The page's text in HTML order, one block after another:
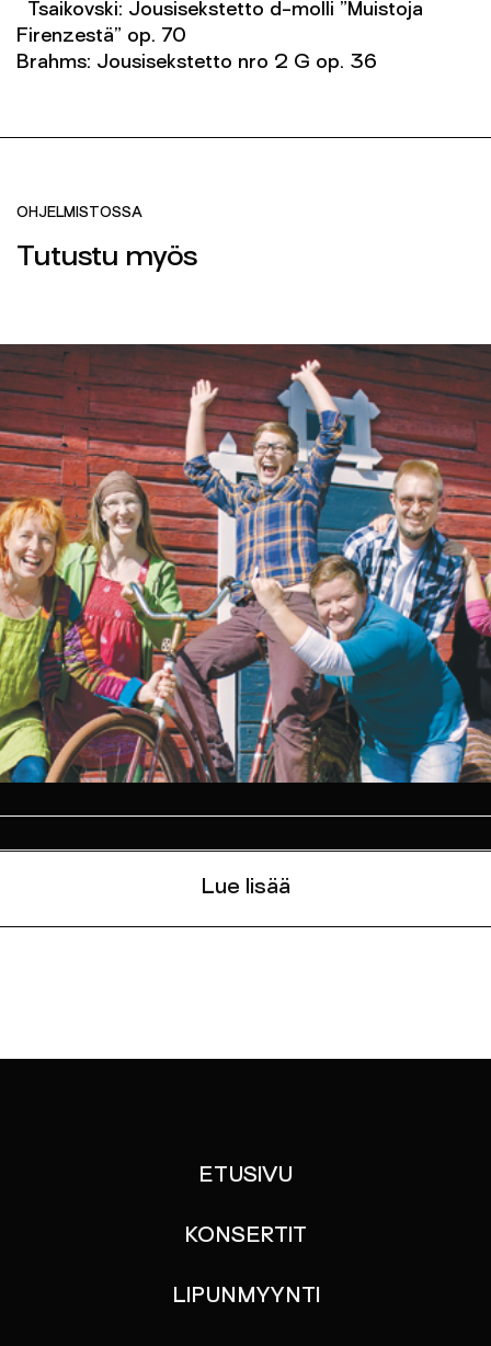
Tsaikovski: Jousisekstetto d-molli ”Muistoja
Firenzestä” op. 70
Brahms: Jousisekstetto nro 2 G op. 36
OHJELMISTOSSA
Tutustu myös
Lue lisää
ETUSIVU
KONSERTIT
LIPUNMYYNTI